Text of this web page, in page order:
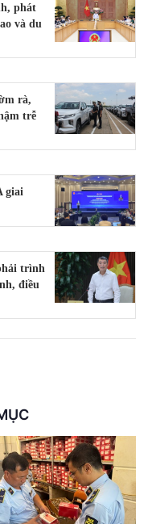
phát
và du
rà,
trễ
giai
trình
điều